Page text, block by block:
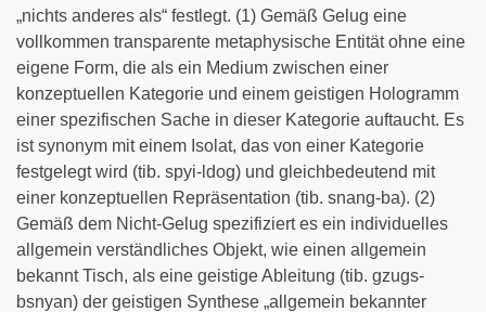
„nichts anderes als“ festlegt. (1) Gemäß Gelug eine
vollkommen transparente metaphysische Entität ohne eine
eigene Form, die als ein Medium zwischen einer
konzeptuellen Kategorie und einem geistigen Hologramm
einer spezifischen Sache in dieser Kategorie auftaucht. Es
ist synonym mit einem Isolat, das von einer Kategorie
festgelegt wird (tib. spyi-ldog) und gleichbedeutend mit
einer konzeptuellen Repräsentation (tib. snang-ba). (2)
Gemäß dem Nicht-Gelug spezifiziert es ein individuelles
allgemein verständliches Objekt, wie einen allgemein
bekannt Tisch, als eine geistige Ableitung (tib. gzugs-
bsnyan) der geistigen Synthese „allgemein bekannter